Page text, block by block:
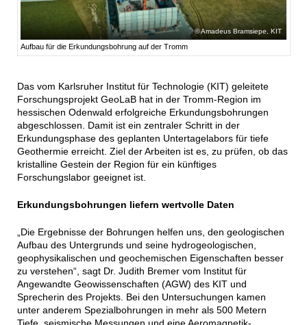
Amadeus Bramsiepe, KIT
Aufbau für die Erkundungsbohrung auf der Tromm
Das vom Karlsruher Institut für Technologie (KIT) geleitete
Forschungsprojekt GeoLaB hat in der Tromm-Region im
hessischen Odenwald erfolgreiche Erkundungsbohrungen
abgeschlossen. Damit ist ein zentraler Schritt in der
Erkundungsphase des geplanten Untertagelabors für tiefe
Geothermie erreicht. Ziel der Arbeiten ist es, zu prüfen, ob das
kristalline Gestein der Region für ein künftiges
Forschungslabor geeignet ist.
Erkundungsbohrungen liefern wertvolle Daten
„Die Ergebnisse der Bohrungen helfen uns, den geologischen
Aufbau des Untergrunds und seine hydrogeologischen,
geophysikalischen und geochemischen Eigenschaften besser
zu verstehen“, sagt Dr. Judith Bremer vom Institut für
Angewandte Geowissenschaften (AGW) des KIT und
Sprecherin des Projekts. Bei den Untersuchungen kamen
unter anderem Spezialbohrungen in mehr als 500 Metern